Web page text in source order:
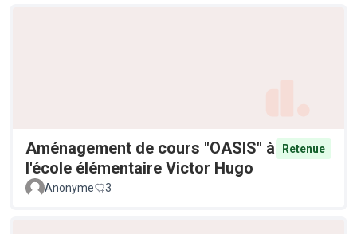
Aménagement de cours "OASIS" à
l'école élémentaire Victor Hugo
Retenue
Anonyme 3